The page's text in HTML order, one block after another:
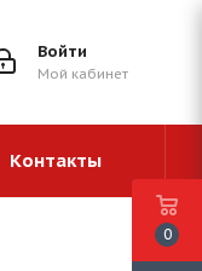
Войти
Мой кабинет
Контакты
0